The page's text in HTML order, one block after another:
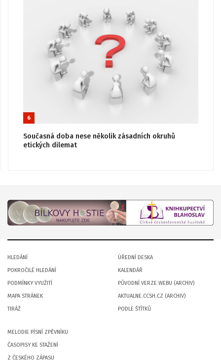
6
Současná doba nese několik zásadních okruhů
etických dilemat
HLEDÁNÍ
POKROČILÉ HLEDÁNÍ
PODMÍNKY VYUŽITÍ
MAPA STRÁNEK
TIRÁŽ
ÚŘEDNÍ DESKA
KALENDÁŘ
PŮVODNÍ VERZE WEBU (ARCHIV)
AKTUALNE.CCSH.CZ (ARCHIV)
PODLE ŠTÍTKŮ
MELODIE PÍSNÍ ZPĚVNÍKU
ČASOPISY KE STAŽENÍ
Z ČESKÉHO ZÁPASU